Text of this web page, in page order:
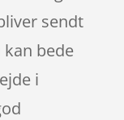
sendt
bede
i